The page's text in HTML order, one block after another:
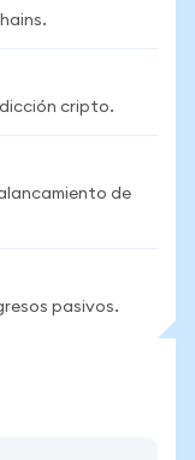
cripto.
de
pasivos.